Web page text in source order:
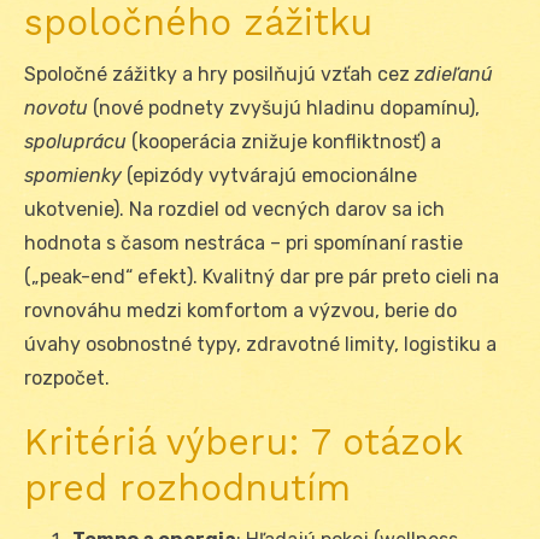
spoločného zážitku
Spoločné zážitky a hry posilňujú vzťah cezzdieľanú
novotu (nové podnety zvyšujú hladinu dopamínu),
spoluprácu (kooperácia znižuje konfliktnosť) a
spomienky (epizódy vytvárajú emocionálne
ukotvenie). Na rozdiel od vecných darov sa ich
hodnota s časom nestráca – pri spomínaní rastie
(„peak-end“ efekt). Kvalitný dar pre pár preto cieli na
rovnováhu medzi komfortom a výzvou, berie do
úvahy osobnostné typy, zdravotné limity, logistiku a
rozpočet.
Kritériá výberu: 7 otázok
pred rozhodnutím